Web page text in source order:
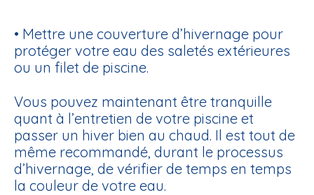
• Mettre une couverture d’hivernage pour
protéger votre eau des saletés extérieures
ou un filet de piscine.
Vous pouvez maintenant être tranquille
quant à l’entretien de votre piscine et
passer un hiver bien au chaud. Il est tout de
même recommandé, durant le processus
d’hivernage, de vérifier de temps en temps
la couleur de votre eau.